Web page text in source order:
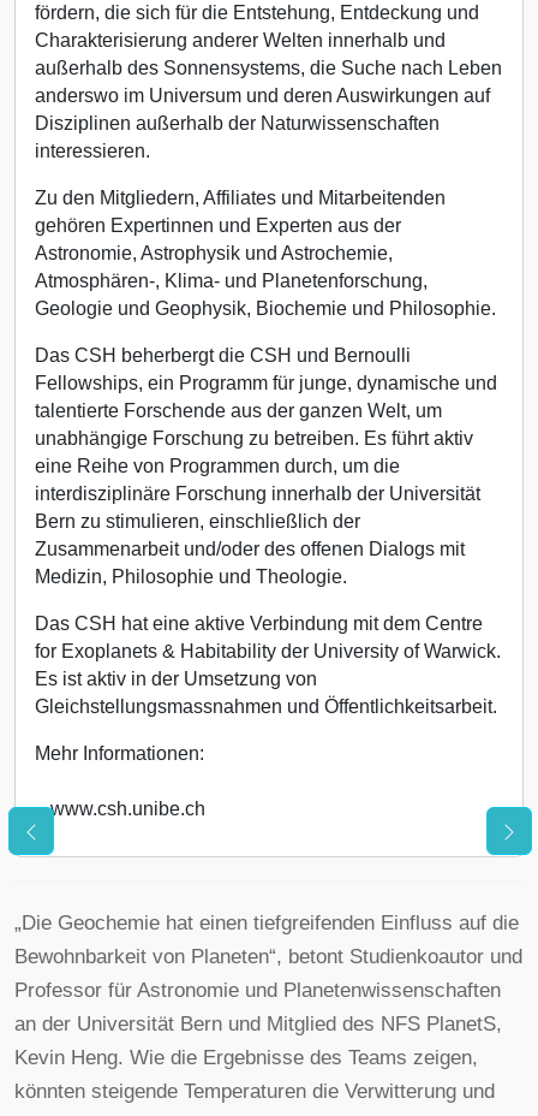
fördern, die sich für die Entstehung, Entdeckung und
Charakterisierung anderer Welten innerhalb und
außerhalb des Sonnensystems, die Suche nach Leben
anderswo im Universum und deren Auswirkungen auf
Disziplinen außerhalb der Naturwissenschaften
interessieren.
Zu den Mitgliedern, Affiliates und Mitarbeitenden
gehören Expertinnen und Experten aus der
Astronomie, Astrophysik und Astrochemie,
Atmosphären-, Klima- und Planetenforschung,
Geologie und Geophysik, Biochemie und Philosophie.
Das CSH beherbergt die CSH und Bernoulli
Fellowships, ein Programm für junge, dynamische und
talentierte Forschende aus der ganzen Welt, um
unabhängige Forschung zu betreiben. Es führt aktiv
eine Reihe von Programmen durch, um die
interdisziplinäre Forschung innerhalb der Universität
Bern zu stimulieren, einschließlich der
Zusammenarbeit und/oder des offenen Dialogs mit
Medizin, Philosophie und Theologie.
Das CSH hat eine aktive Verbindung mit dem Centre
for Exoplanets & Habitability der University of Warwick.
Es ist aktiv in der Umsetzung von
Gleichstellungsmassnahmen und Öffentlichkeitsarbeit.
Mehr Informationen:
www.csh.unibe.ch
„Die Geochemie hat einen tiefgreifenden Einfluss auf die
Bewohnbarkeit von Planeten“, betont Studienkoautor und
Professor für Astronomie und Planetenwissenschaften
an der Universität Bern und Mitglied des NFS PlanetS,
Kevin Heng. Wie die Ergebnisse des Teams zeigen,
könnten steigende Temperaturen die Verwitterung und